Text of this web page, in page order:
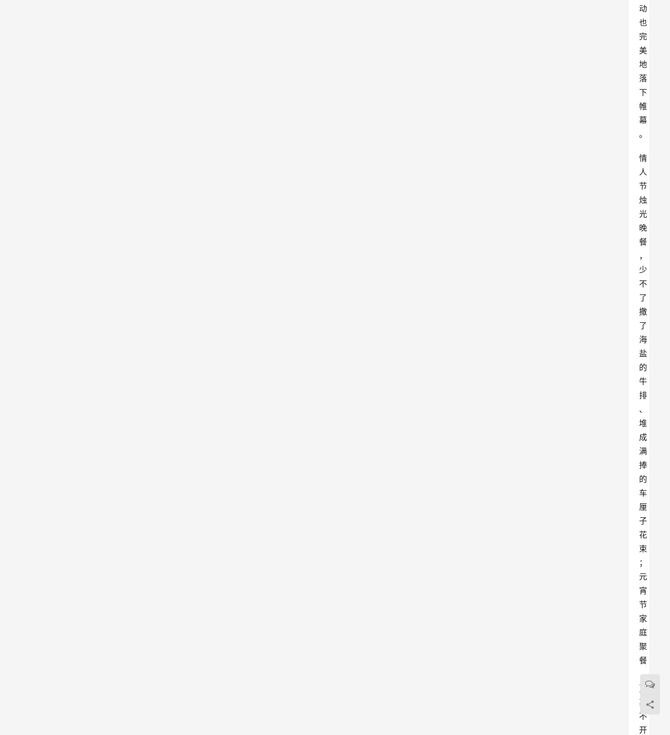
动
也
完
美
地
落
下
帷
幕
。
情
人
节
烛
光
晚
餐
，
少
不
了
撒
了
海
盐
的
牛
排
、
堆
成
满
捧
的
车
厘
子
花
束
；
元
宵
节
家
庭
聚
餐
，
更
离
不
开